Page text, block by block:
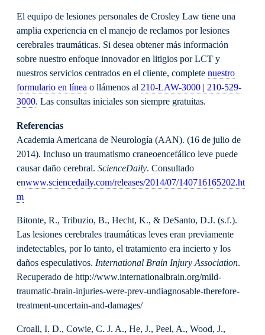
El equipo de lesiones personales de Crosley Law tiene una
amplia experiencia en el manejo de reclamos por lesiones
cerebrales traumáticas. Si desea obtener más información
sobre nuestro enfoque innovador en litigios por LCT y
nuestros servicios centrados en el cliente, complete nuestro
formulario en línea o llámenos al 210-LAW-3000 | 210-529-
3000. Las consultas iniciales son siempre gratuitas.
Referencias
Academia Americana de Neurología (AAN). (16 de julio de
2014). Incluso un traumatismo craneoencefálico leve puede
causar daño cerebral. ScienceDaily. Consultado
enwww.sciencedaily.com/releases/2014/07/140716165202.ht
m
Bitonte, R., Tribuzio, B., Hecht, K., & DeSanto, D.J. (s.f.).
Las lesiones cerebrales traumáticas leves eran previamente
indetectables, por lo tanto, el tratamiento era incierto y los
daños especulativos. International Brain Injury Association.
Recuperado de http://www.internationalbrain.org/mild-
traumatic-brain-injuries-were-prev-undiagnosable-therefore-
treatment-uncertain-and-damages/
Croall, I. D., Cowie, C. J. A., He, J., Peel, A., Wood, J.,